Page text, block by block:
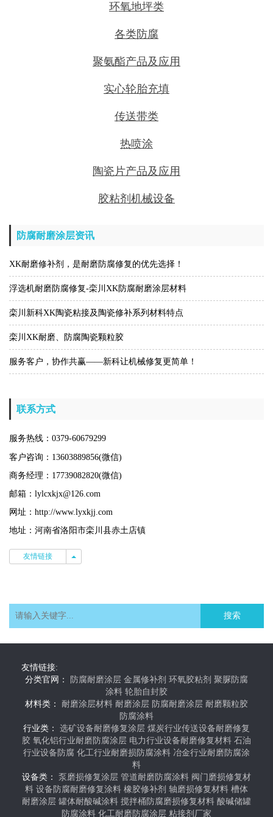
环氧地坪类
各类防腐
聚氨酯产品及应用
实心轮胎充填
传送带类
热喷涂
陶瓷片产品及应用
胶粘剂机械设备
防腐耐磨涂层资讯
XK耐磨修补剂，是耐磨防腐修复的优先选择！
浮选机耐磨防腐修复-栾川XK防腐耐磨涂层材料
栾川新科XK陶瓷粘接及陶瓷修补系列材料特点
栾川XK耐磨、防腐陶瓷颗粒胶
服务客户，协作共赢——新科让机械修复更简单！
联系方式
服务热线：0379-60679299
客户咨询：13603889856(微信)
商务经理：17739082820(微信)
邮箱：lylcxkjx@126.com
网址：http://www.lyxkjj.com
地址：河南省洛阳市栾川县赤土店镇
友情链接 友情链接
搜索
友情链接:
分类官网：
防腐耐磨涂层 金属修补剂 环氧胶粘剂 聚脲防腐
涂料 轮胎自封胶
材料类： 耐磨涂层材料 耐磨涂层 防腐耐磨涂层 耐磨颗粒胶
防腐涂料
行业类： 选矿设备耐磨修复涂层 煤炭行业传送设备耐磨修复
胶 氧化铝行业耐磨防腐涂层 电力行业设备耐磨修复材料 石油
行业设备防腐 化工行业耐磨损防腐涂料 冶金行业耐磨防腐涂
料
设备类： 泵磨损修复涂层 管道耐磨防腐涂料 阀门磨损修复材
料 设备防腐耐磨修复涂料 橡胶修补剂 轴磨损修复材料 槽体
耐磨涂层 罐体耐酸碱涂料 搅拌桶防腐磨损修复材料 酸碱储罐
防腐涂料 化工耐磨防腐涂层 粘接剂厂家